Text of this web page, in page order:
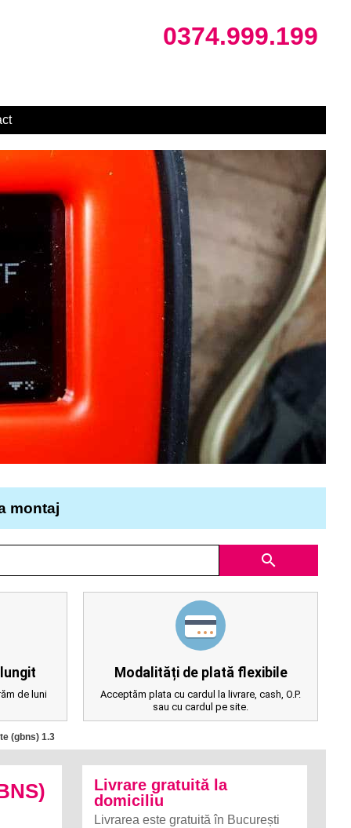
0374.999.199
montaj
search
de luni
Modalități de plată flexibile
Acceptăm plata cu cardul la livrare, cash, O.P.
sau cu cardul pe site.
(gbns) 1.3
Livrare gratuită la
domiciliu
Livrarea este gratuită în București